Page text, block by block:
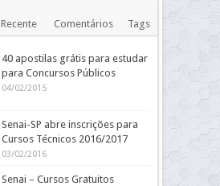
Recente Comentários Tags
40 apostilas grátis para estudar
para Concursos Públicos
04/02/2015
Senai-SP abre inscrições para
Cursos Técnicos 2016/2017
03/02/2016
Senai – Cursos Gratuitos